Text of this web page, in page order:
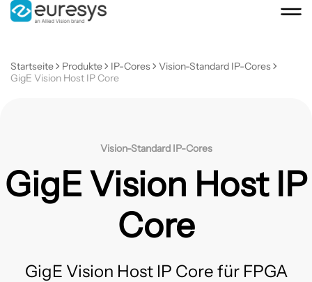
Startseite Produkte IP-Cores
Vision-Standard IP-Cores
GigE Vision Host IP Core
Vision-Standard IP-Cores
GigE Vision Host IP
Core
GigE Vision Host IP Core für FPGA